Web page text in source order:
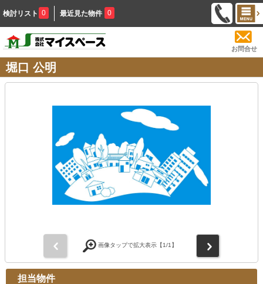
検討リスト 0 最近見た物件 0
お問合せ
堀口 公明
画像タップで拡大表示【1/1】
担当物件